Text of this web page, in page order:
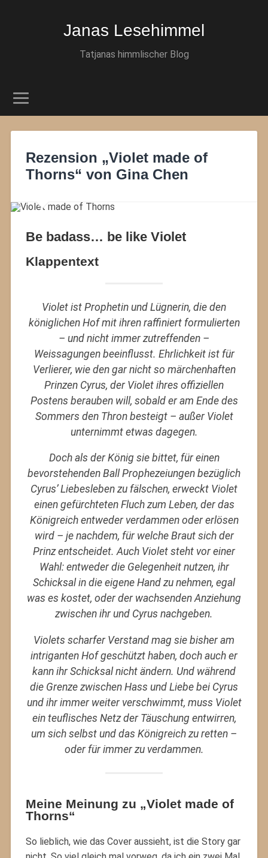
Janas Lesehimmel
Tatjanas himmlischer Blog
Rezension „Violet made of
Thorns“ von Gina Chen
Be badass… be like Violet
Klappentext
Violet ist Prophetin und Lügnerin, die den
königlichen Hof mit ihren raffiniert formulierten
– und nicht immer zutreffenden –
Weissagungen beeinflusst. Ehrlichkeit ist für
Verlierer, wie den gar nicht so märchenhaften
Prinzen Cyrus, der Violet ihres offiziellen
Postens berauben will, sobald er am Ende des
Sommers den Thron besteigt – außer Violet
unternimmt etwas dagegen.
Doch als der König sie bittet, für einen
bevorstehenden Ball Prophezeiungen bezüglich
Cyrus’ Liebesleben zu fälschen, erweckt Violet
einen gefürchteten Fluch zum Leben, der das
Königreich entweder verdammen oder erlösen
wird – je nachdem, für welche Braut sich der
Prinz entscheidet. Auch Violet steht vor einer
Wahl: entweder die Gelegenheit nutzen, ihr
Schicksal in die eigene Hand zu nehmen, egal
was es kostet, oder der wachsenden Anziehung
zwischen ihr und Cyrus nachgeben.
Violets scharfer Verstand mag sie bisher am
intriganten Hof geschützt haben, doch auch er
kann ihr Schicksal nicht ändern. Und während
die Grenze zwischen Hass und Liebe bei Cyrus
und ihr immer weiter verschwimmt, muss Violet
ein teuflisches Netz der Täuschung entwirren,
um sich selbst und das Königreich zu retten –
oder für immer zu verdammen.
Meine Meinung zu „Violet made of
Thorns“
So lieblich, wie das Cover aussieht, ist die Story gar